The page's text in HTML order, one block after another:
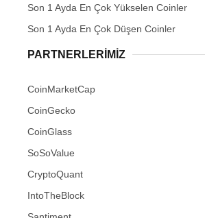
Son 1 Ayda En Çok Yükselen Coinler
Son 1 Ayda En Çok Düşen Coinler
PARTNERLERIMIZ
CoinMarketCap
CoinGecko
CoinGlass
SoSoValue
CryptoQuant
IntoTheBlock